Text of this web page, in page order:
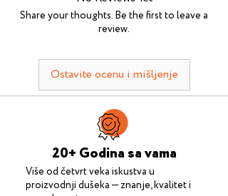
podaci zaštićeni su po najvišim
standardima online bezbednosti.
razloga.
Troškovi dostave
• 1.200 RSD — Čačak i Beograd
• 2.500 RSD — ostali gradovi
Unošenje u stambeni objekat
• 2.000 RSD — Čačak i Beograd
Share your thoughts. Be the first to leave a
review.
Ostavite ocenu i mišljenje
20+ Godina sa vama
Više od četvrt veka iskustva u
proizvodnji dušeka — znanje, kvalitet i